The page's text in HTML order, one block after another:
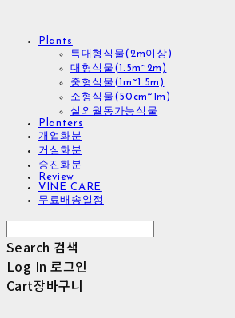
Plants
특대형식물(2m이상)
대형식물(1.5m~2m)
중형식물(1m~1.5m)
소형식물(50cm~1m)
실외월동가능식물
Planters
개업화분
거실화분
승진화분
Review
VINE CARE
무료배송일정
Search 검색
Log In 로그인
Cart장바구니